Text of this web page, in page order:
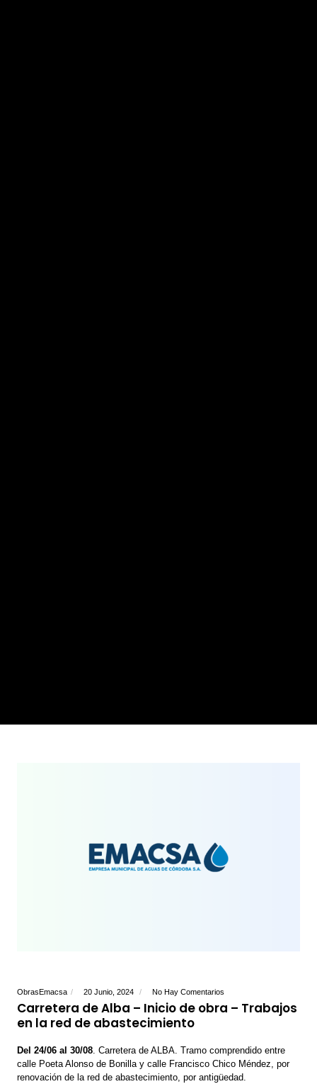
ObrasEmacsa 20 Junio, 2024 No Hay Comentarios
Carretera de Alba – Inicio de obra – Trabajos
en la red de abastecimiento
Del 24/06 al 30/08. Carretera de ALBA. Tramo comprendido entre
calle Poeta Alonso de Bonilla y calle Francisco Chico Méndez, por
renovación de la red de abastecimiento, por antigüedad.